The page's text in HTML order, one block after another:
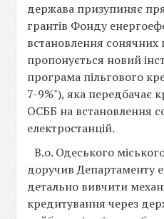
держава призупиняє
грантів Фонду
встановлення сонячних
пропонується новий
програма пільгового
7-9%"), яка передбачає
ОСББ на встановлення
електростанцій.
В.о. Одеського
доручив Департаменту
детально вивчити
кредитування через